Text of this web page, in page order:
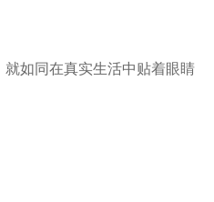
如同在真实生活中贴着眼睛